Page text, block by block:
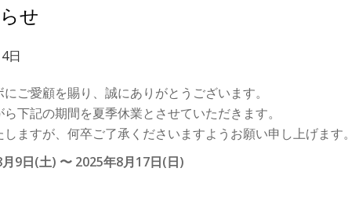
せ
日
ご愛顧を賜り、誠にありがとうございます。
下記の期間を夏季休業とさせていただきます。
ますが、何卒ご了承くださいますようお願い申し上げます。
月9日(土) 〜 2025年8月17日(日)